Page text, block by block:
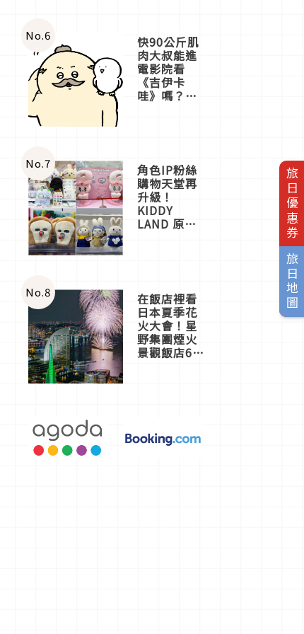
旅日優惠券
旅日地圖
No.6 快90公斤肌
肉大叔能進
電影院看
《吉伊卡
哇》嗎？日
一同給出了
答案
No.7 角色IP粉絲
購物天堂再
升級！
KIDDY
LAND 原宿
店3分即達
No.8 在飯店裡看
日本夏季花
火大會！星
野集團煙火
景觀飯店6